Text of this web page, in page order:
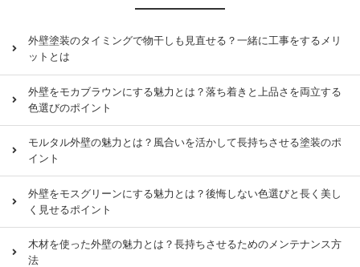
外壁塗装のタイミングで物干しも見直せる？一緒に工事をするメリ
ットとは
外壁をモカブラウンにする魅力とは？落ち着きと上品さを両立する
色選びのポイント
モルタル外壁の魅力とは？風合いを活かして長持ちさせる塗装のポ
イント
外壁をモスグリーンにする魅力とは？後悔しない色選びと長く美し
く見せるポイント
木材を使った外壁の魅力とは？長持ちさせるためのメンテナンス方
法